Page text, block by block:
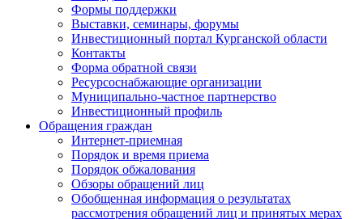
Формы поддержки
Выставки, семинары, форумы
Инвестиционный портал Курганской области
Контакты
Форма обратной связи
Ресурсоснабжающие организации
Муниципально-частное партнерство
Инвестиционный профиль
Обращения граждан
Интернет-приемная
Порядок и время приема
Порядок обжалования
Обзоры обращений лиц
Обобщенная информация о результатах
рассмотрения обращений лиц и принятых мерах